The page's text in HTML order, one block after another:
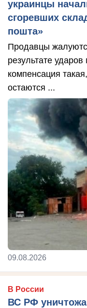
украинцы
сгоревших
пошта»
Продавцы
результате
компенсация
остаются ...
09.08.2026
В России
ВС РФ